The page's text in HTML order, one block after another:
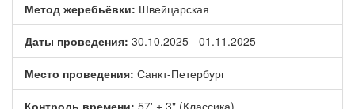
Метод жеребьёвки: Швейцарская
Даты проведения: 30.10.2025 - 01.11.2025
Место проведения: Санкт-Петербург
Контроль времени: 57' + 3" (Классика)